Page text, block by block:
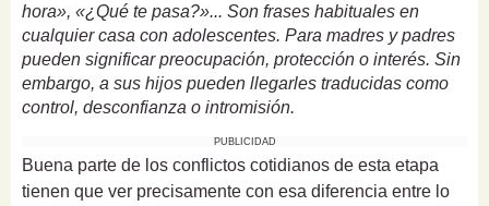
hora», «¿Qué te pasa?»... Son frases habituales en
cualquier casa con adolescentes. Para madres y padres
pueden significar preocupación, protección o interés. Sin
embargo, a sus hijos pueden llegarles traducidas como
control, desconfianza o intromisión.
PUBLICIDAD
Buena parte de los conflictos cotidianos de esta etapa
tienen que ver precisamente con esa diferencia entre lo